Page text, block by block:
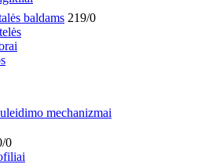
baldams 219/0
mechanizmai
0